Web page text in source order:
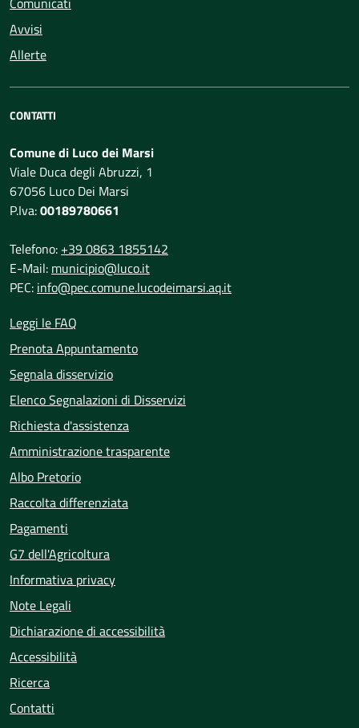
Avvisi
Allerte
CONTATTI
Comune di Luco dei Marsi
Viale Duca degli Abruzzi, 1
67056 Luco Dei Marsi
P.Iva:00189780661
Telefono: +39 0863 1855142
E-Mail: municipio@luco.it
PEC: info@pec.comune.lucodeimarsi.aq.it
Leggi le FAQ
Prenota Appuntamento
Segnala disservizio
Elenco Segnalazioni di Disservizi
Richiesta d'assistenza
Amministrazione trasparente
Albo Pretorio
Raccolta differenziata
Pagamenti
G7 dell'Agricoltura
Informativa privacy
Note Legali
Dichiarazione di accessibilità
Accessibilità
Ricerca
Contatti